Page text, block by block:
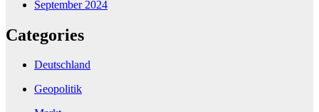
September 2024
Categories
Deutschland
Geopolitik